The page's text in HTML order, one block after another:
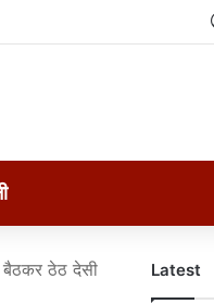
बैठकर ठेठ देसी
Latest